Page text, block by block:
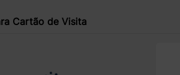
Cartão de Visita